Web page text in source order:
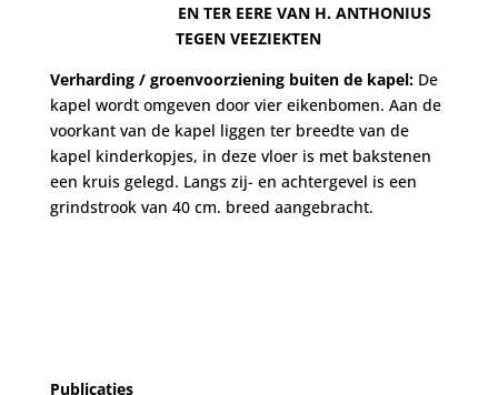
EN TER EERE VAN H. ANTHONIUS
TEGEN VEEZIEKTEN
Verharding / groenvoorziening buiten de kapel: De
kapel wordt omgeven door vier eikenbomen. Aan de
voorkant van de kapel liggen ter breedte van de
kapel kinderkopjes, in deze vloer is met bakstenen
een kruis gelegd. Langs zij- en achtergevel is een
grindstrook van 40 cm. breed aangebracht.
Publicaties